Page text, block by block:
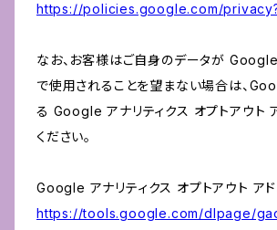
https://policies.google.com/
なお、お客様はご自身のデータが Google
で使用されることを望まない場合は、
る Google アナリティクス オプトアウト
ください。
Google アナリティクス オプトアウト アド
https://tools.google.com/dlpage/